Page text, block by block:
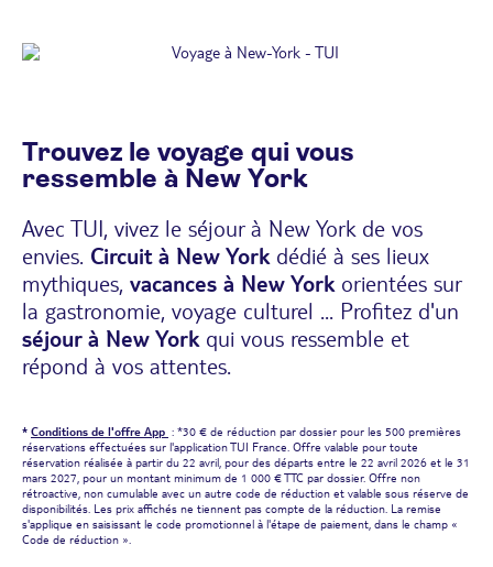
Trouvez le voyage qui vous
ressemble à New York
Avec TUI, vivez le séjour à New York de vos
envies. Circuit à New York dédié à ses lieux
mythiques, vacances à New York orientées sur
la gastronomie, voyage culturel ... Profitez d'un
séjour à New York qui vous ressemble et
répond à vos attentes.
* Conditions de l'offre App : *30 € de réduction par dossier pour les 500 premières
réservations effectuées sur l'application TUI France. Offre valable pour toute
réservation réalisée à partir du 22 avril, pour des départs entre le 22 avril 2026 et le 31
mars 2027, pour un montant minimum de 1 000 € TTC par dossier. Offre non
rétroactive, non cumulable avec un autre code de réduction et valable sous réserve de
disponibilités. Les prix affichés ne tiennent pas compte de la réduction. La remise
s'applique en saisissant le code promotionnel à l'étape de paiement, dans le champ «
Code de réduction ».